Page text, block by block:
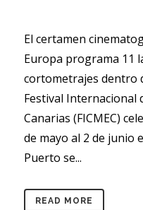
El certamen
Europa programa 11
cortometrajes dentro
Festival Internacional
Canarias (FICMEC)
de mayo al 2 de junio
Puerto se...
READ MORE